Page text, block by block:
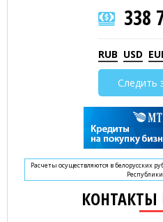
338
RUB USD
Следить
Расчеты осуществляются в белорусских